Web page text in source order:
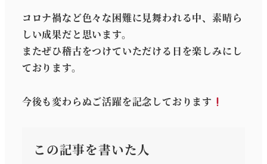
コロナ禍など色々な困難に見舞われる中、素晴ら
しい成果だと思います。
またぜひ稽古をつけていただける日を楽しみにし
ております。
今後も変わらぬご活躍を記念しております
この記事を書いた人